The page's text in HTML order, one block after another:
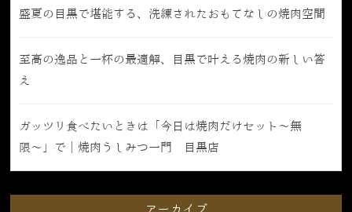
盛夏の目黒で堪能する、洗練されたおもてなしの焼肉空間
至高の逸品と一杯の最適解、目黒で叶える焼肉の新しい答
え
ガッツリ食べたいときは「今日は焼肉だけセット〜無
限〜」で｜焼肉うしみつ一門 目黒店